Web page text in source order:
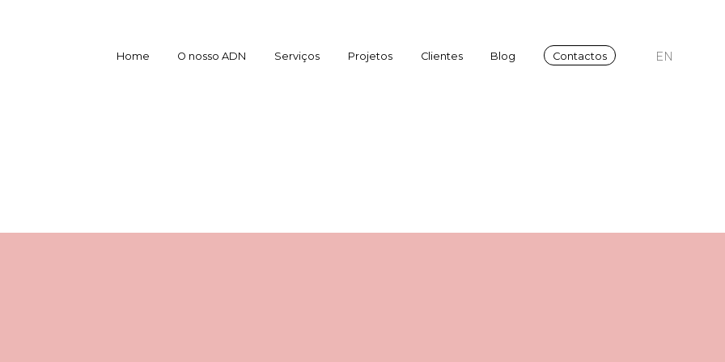
Home O nosso ADN Serviços Projetos Clientes Blog Contactos EN